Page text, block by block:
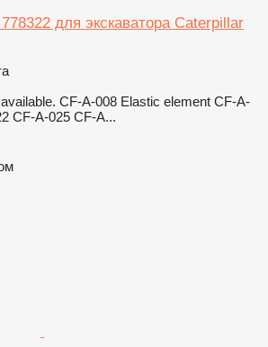
для экскаватора Caterpillar
CF-A-008 Elastic element CF-A-
CF-A-025 CF-A...